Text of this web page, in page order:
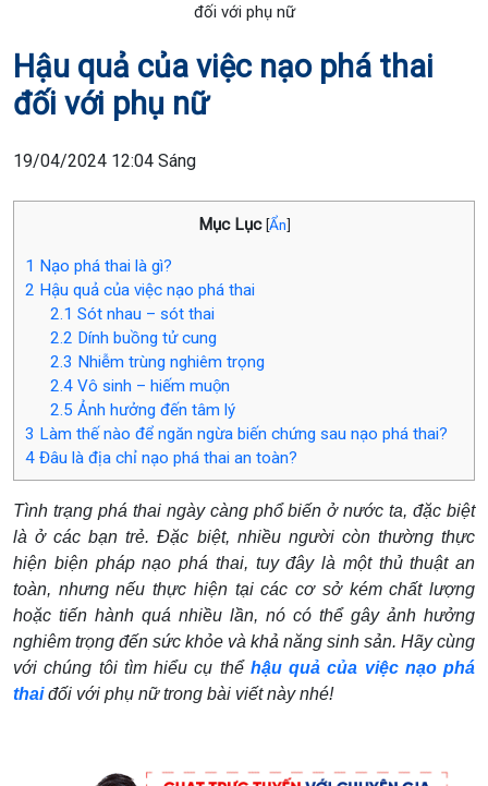
đối với phụ nữ
Hậu quả của việc nạo phá thai
đối với phụ nữ
19/04/2024 12:04 Sáng
Mục Lục [Ẩn]
1 Nạo phá thai là gì?
2 Hậu quả của việc nạo phá thai
2.1 Sót nhau – sót thai
2.2 Dính buồng tử cung
2.3 Nhiễm trùng nghiêm trọng
2.4Vô sinh – hiếm muộn
2.5 Ảnh hưởng đến tâm lý
3 Làm thế nào để ngăn ngừa biến chứng sau nạo phá thai?
4 Đâu là địa chỉ nạo phá thai an toàn?
Tình trạng phá thai ngày càng phổ biến ở nước ta, đặc biệt
là ở các bạn trẻ. Đặc biệt, nhiều người còn thường thực
hiện biện pháp nạo phá thai, tuy đây là một thủ thuật an
toàn, nhưng nếu thực hiện tại các cơ sở kém chất lượng
hoặc tiến hành quá nhiều lần, nó có thể gây ảnh hưởng
nghiêm trọng đến sức khỏe và khả năng sinh sản. Hãy cùng
với chúng tôi tìm hiểu cụ thể hậu quả của việc nạo phá
thaiđối với phụ nữ trong bài viết này nhé!